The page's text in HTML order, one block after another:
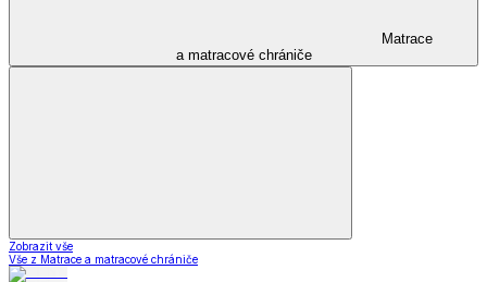
Matrace
a matracové chrániče
Zobrazit vše
Vše z Matrace a matracové chrániče